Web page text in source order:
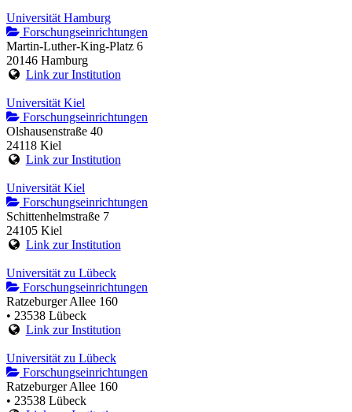
Universität Hamburg
Forschungseinrichtungen
Martin-Luther-King-Platz 6
20146 Hamburg
Link zur Institution
Universität Kiel
Forschungseinrichtungen
Olshausenstraße 40
24118 Kiel
Link zur Institution
Universität Kiel
Forschungseinrichtungen
Schittenhelmstraße 7
24105 Kiel
Link zur Institution
Universität zu Lübeck
Forschungseinrichtungen
Ratzeburger Allee 160
• 23538 Lübeck
Link zur Institution
Universität zu Lübeck
Forschungseinrichtungen
Ratzeburger Allee 160
• 23538 Lübeck